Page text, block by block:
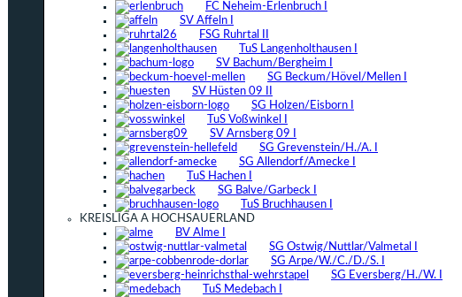
FC Neheim-Erlenbruch I
SV Affeln I
FSG Ruhrtal II
TuS Langenholthausen I
SV Bachum/Bergheim I
SG Beckum/Hövel/Mellen I
SV Hüsten 09 II
SG Holzen/Eisborn I
TuS Voßwinkel I
SV Arnsberg 09 I
SG Grevenstein/H./A. I
SG Allendorf/Amecke I
TuS Hachen I
SG Balve/Garbeck I
TuS Bruchhausen I
KREISLIGA A HOCHSAUERLAND
BV Alme I
SG Ostwig/Nuttlar/Valmetal I
SG Arpe/W./C./D./S. I
SG Eversberg/H./W. I
TuS Medebach I